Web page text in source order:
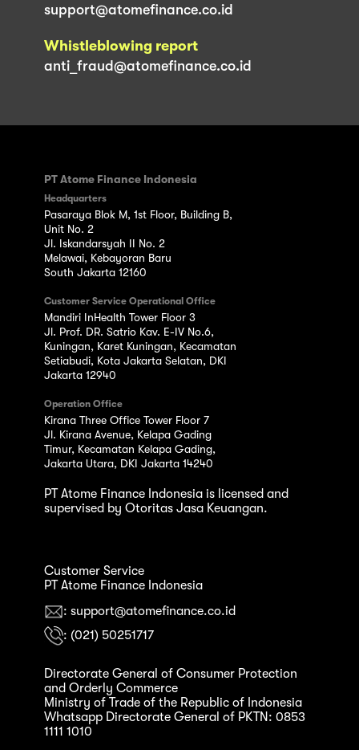
support@atomefinance.co.id
Whistleblowing report
anti_fraud@atomefinance.co.id
PT Atome Finance Indonesia
Headquarters
Pasaraya Blok M, 1st Floor, Building B,
Unit No. 2
Jl. Iskandarsyah II No. 2
Melawai, Kebayoran Baru
South Jakarta 12160
Customer Service Operational Office
Mandiri InHealth Tower Floor 3
Jl. Prof. DR. Satrio Kav. E-IV No.6,
Kuningan, Karet Kuningan, Kecamatan
Setiabudi, Kota Jakarta Selatan, DKI
Jakarta 12940
Operation Office
Kirana Three Office Tower Floor 7
Jl. Kirana Avenue, Kelapa Gading
Timur, Kecamatan Kelapa Gading,
Jakarta Utara, DKI Jakarta 14240
PT Atome Finance Indonesia is licensed and
supervised by Otoritas Jasa Keuangan.
Customer Service
PT Atome Finance Indonesia
: support@atomefinance.co.id
: (021) 50251717
Directorate General of Consumer Protection
and Orderly Commerce
Ministry of Trade of the Republic of Indonesia
Whatsapp Directorate General of PKTN: 0853
1111 1010